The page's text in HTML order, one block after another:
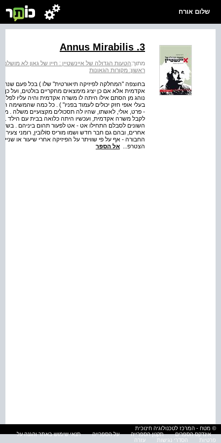
שלום אורח
3. Annus Mirabilis
מתוך:הטעות הגדולה של איינשטיין : חייו של גאון לא מושלם
ראשון: מקורות הגאונות
בחוצפה "המחלקה לפיזיקה תיאורטית" שלו ) בכל פעם
אקדמית אלא אם כן יציג מימצאים מחקריים בולטים, ועל
נוהג מן הסתם אילו היתה לו משרה אקדמית והיה עליו
בעלי אופי חזק יכולים לעמוד בפניו" ) . כל כמה
- פרט, אולי, לאשתו, שהיו לה תסכולים מקצועיים משלה .
לקבל משרה אקדמית, ועכשיו היתה כלואה בבית עם הילד .
השונים לסבלם התחילו אט ‑ אט לפעור תהום ביניהם .
אחרים, ובהם גם חבר חדש ושמו מוריס סוֹלוֹבין, רומני צעיר
החבורה - אף על פי שוויתר על הפיזיקה אחרי שיעור או
הצטרפ... אל הספר
© מטח - המרכז לטכנולוגיה חינוכית
אינדקס הספרים
תקנון הספרייה על הספרייה
תנאי שימוש באתר והגנה על
פרטיות
הסדרי נגישות עזרה